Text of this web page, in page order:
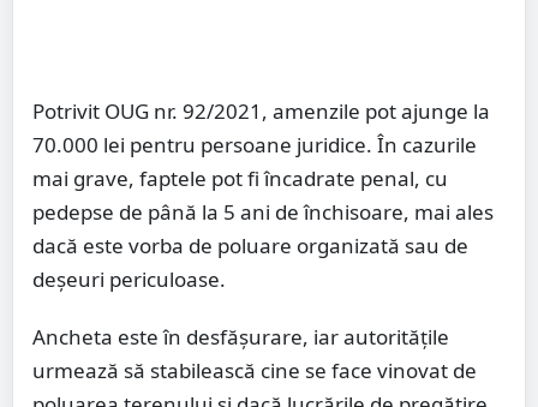
Potrivit OUG nr. 92/2021, amenzile pot ajunge la
70.000 lei pentru persoane juridice. În cazurile
mai grave, faptele pot fi încadrate penal, cu
pedepse de până la 5 ani de închisoare, mai ales
dacă este vorba de poluare organizată sau de
deșeuri periculoase.
Ancheta este în desfășurare, iar autoritățile
urmează să stabilească cine se face vinovat de